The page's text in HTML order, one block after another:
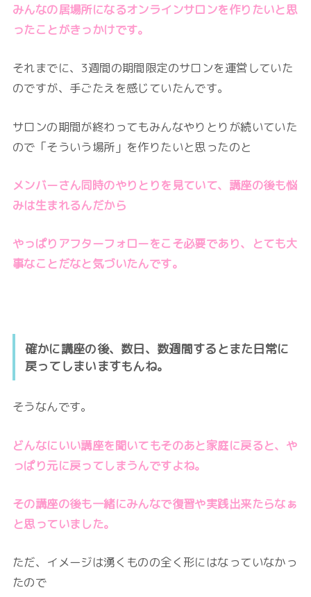
みんなの居場所になるオンラインサロンを作りたいと思
ったことがきっかけです。
それまでに、3週間の期間限定のサロンを運営していた
のですが、手ごたえを感じていたんです。
サロンの期間が終わってもみんなやりとりが続いていた
ので「そういう場所」を作りたいと思ったのと
メンバーさん同時のやりとりを見ていて、講座の後も悩
みは生まれるんだから
やっぱりアフターフォローをこそ必要であり、とても大
事なことだなと気づいたんです。
確かに講座の後、数日、数週間するとまた日常に
戻ってしまいますもんね。
そうなんです。
どんなにいい講座を聞いてもそのあと家庭に戻ると、や
っぱり元に戻ってしまうんですよね。
その講座の後も一緒にみんなで復習や実践出来たらなぁ
と思っていました。
ただ、イメージは湧くものの全く形にはなっていなかっ
たので